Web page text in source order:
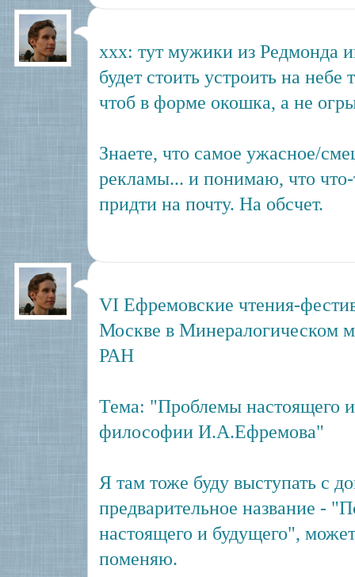
xxx: тут мужики из Редмонда
будет стоить устроить на
чтоб в форме окошка, а не
Знаете, что самое ужасное/
рекламы... и понимаю, что
придти на почту. На обсчет.
VI Ефремовские чтения-
Москве в Минералогическом
РАН
Тема: "Проблемы настоящего и
философии И.А.Ефремова"
Я там тоже буду выступать с
предварительное название -
настоящего и будущего",
поменяю.